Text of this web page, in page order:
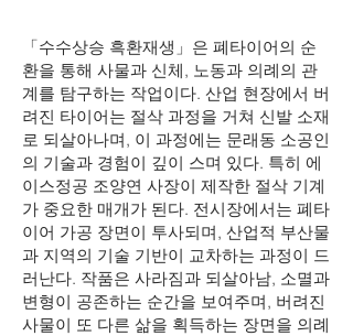
「수수상승 흑환재생」은 폐타이어의 순
환을 통해 사물과 신체, 노동과 의례의 관
계를 탐구하는 작업이다. 산업 현장에서 버
려진 타이어는 절삭 과정을 거쳐 신발 소재
로 되살아나며, 이 과정에는 문래동 소공인
의 기술과 경험이 깊이 스며 있다. 특히 에
이스정공 조양연 사장이 제작한 절삭 기계
가 중요한 매개가 된다. 전시장에서는 폐타
이어 가공 장면이 투사되며, 산업적 부산물
과 지역의 기술 기반이 교차하는 과정이 드
러난다. 작품은 사라짐과 되살아남, 소멸과
변형이 공존하는 순간을 보여주며, 버려진
사물이 또 다른 삶을 획득하는 장면을 의례